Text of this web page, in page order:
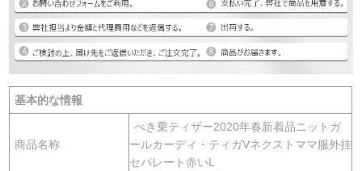
基本的な情報
商品名称
べき乗ティザー2020年春新着品ニットガ
ールカーディ・ティガVネクストママ服外挂
セパレート赤いL